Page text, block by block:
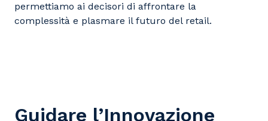
permettiamo ai decisori di affrontare la
complessità e plasmare il futuro del retail.
Guidare l’Innovazione